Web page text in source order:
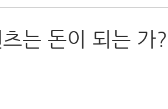
는 돈이 되는 가?